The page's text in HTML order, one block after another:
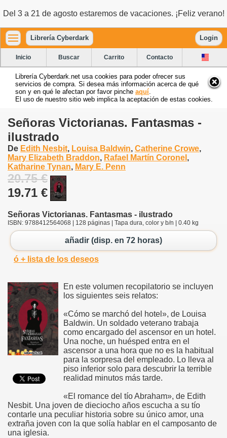
Del 3 a 21 de agosto estaremos de vacaciones. ¡Feliz verano!
Librería Cyberdark Login
Inicio Buscar Carrito Contacto
Librería Cyberdark.net usa cookies para poder ofrecer sus
servicios de compra. Si desea más información acerca de qué
son y en qué le afectan por favor pinche aquí
El uso de nuestro sitio web implica la aceptación de estas cookies.
Señoras Victorianas. Fantasmas -
ilustrado
De Edith Nesbit, Louisa Baldwin, Catherine Crowe,
Mary Elizabeth Braddon, Rafael Martín Coronel ,
Katharine Tynan, Mary E. Penn
20.75 €
19.71 €
Señoras Victorianas. Fantasmas - ilustrado
ISBN: 9788412564068 | 128 páginas | Tapa dura, color y b/n | 0.40 kg
añadir (disp. en 72 horas)
ó + lista de los deseos
En este volumen recopilatorio se incluyen
los siguientes seis relatos:
«Cómo se marchó del hotel», de Louisa
Baldwin. Un soldado veterano trabaja
como encargado del ascensor en un hotel.
Una noche, un huésped entra en el
ascensor a una hora que no es la habitual
para la sorpresa del empleado. Lo lleva al
piso inferior solo para descubrir la terrible
realidad minutos más tarde.
«El romance del tío Abraham», de Edith
Nesbit. Una joven de dieciocho años escucha a su tío
contarle una peculiar historia sobre su único amor, una
extraña joven con la que solía hablar en el camposanto de
una iglesia.